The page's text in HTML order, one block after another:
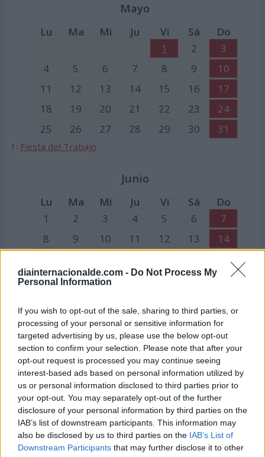
diainternacionalde.com - Do Not Process My
Personal Information
If you wish to opt-out of the sale, sharing to third parties, or
processing of your personal or sensitive information for
targeted advertising by us, please use the below opt-out
section to confirm your selection. Please note that after your
opt-out request is processed you may continue seeing
interest-based ads based on personal information utilized by
us or personal information disclosed to third parties prior to
your opt-out. You may separately opt-out of the further
disclosure of your personal information by third parties on the
IAB’s list of downstream participants. This information may
also be disclosed by us to third parties on the IAB’s List of
Downstream Participants that may further disclose it to other
Mayo
Lu Ma Mi Ju Vi Sá
Do
1
2
3
4
5 6 7 8 9
10
11
12 13 14 15 16
17
18
19 20 21 22 23
24
25
26 27 28 29 30 31
1: Fiesta del Trabajo
Junio
Lu Ma Mi Ju Vi Sá
Do
1
2 3 4 5 6
7
8
9 10 11 12 13
14
22
23 24 25 26 27
Julio
Lu Ma Mi Ju Vi Sá
Do
1
2 3 4
5
6
7 8 9 10 11
12
13
14 15 16 17 18
19
20
21 22 23 24 25
26